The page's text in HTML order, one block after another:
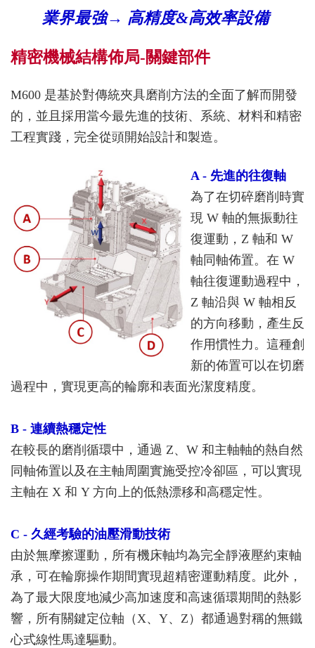
業界最強→ 高精度&高效率設備
精密機械結構佈局-關鍵部件
M600 是基於對傳統夾具磨削方法的全面了解而開發
的，並且採用當今最先進的技術、系統、材料和精密
工程實踐，完全從頭開始設計和製造。
A - 先進的往復軸
為了在切碎磨削時實
現 W 軸的無振動往
復運動，Z 軸和 W
軸同軸佈置。在 W
軸往復運動過程中，
Z 軸沿與 W 軸相反
的方向移動，產生反
作用慣性力。這種創
新的佈置可以在切磨
過程中，實現更高的輪廓和表面光潔度精度。
B - 連續熱穩定性
在較長的磨削循環中，通過 Z、W 和主軸軸的熱自然
同軸佈置以及在主軸周圍實施受控冷卻區，可以實現
主軸在 X 和 Y 方向上的低熱漂移和高穩定性。
C - 久經考驗的油壓滑動技術
由於無摩擦運動，所有機床軸均為完全靜液壓約束軸
承，可在輪廓操作期間實現超精密運動精度。此外，
為了最大限度地減少高加速度和高速循環期間的熱影
響，所有關鍵定位軸（X、Y、Z）都通過對稱的無鐵
心式線性馬達驅動。